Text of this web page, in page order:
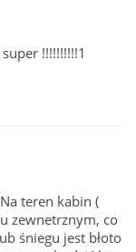
!!!!!!!!!!1
teren kabin (
zewnetrznym, co
śniegu jest błoto